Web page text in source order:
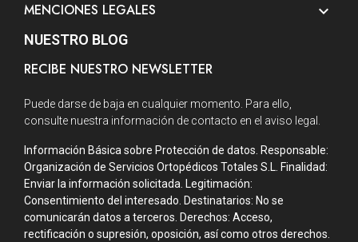
MENCIONES LEGALES 
NUESTRO BLOG
RECIBE NUESTRO NEWSLETTER
Puede darse de baja en cualquier momento. Para ello,
consulte nuestra información de contacto en el aviso legal.
Información Básica sobre Protección de datos. Responsable:
Organización de Servicios Ortopédicos Totales S.L. Finalidad:
Enviar la información solicitada. Legitimación:
Consentimiento del interesado. Destinatarios: No se
comunicarán datos a terceros. Derechos: Acceso,
rectificación o supresión, oposición, así como otros derechos.